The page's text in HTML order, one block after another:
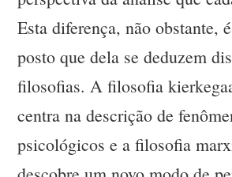
Esta diferença, não obstante,
posto que dela se deduzem
filosofias. A filosofia
centra na descrição de
psicológicos e a filosofia